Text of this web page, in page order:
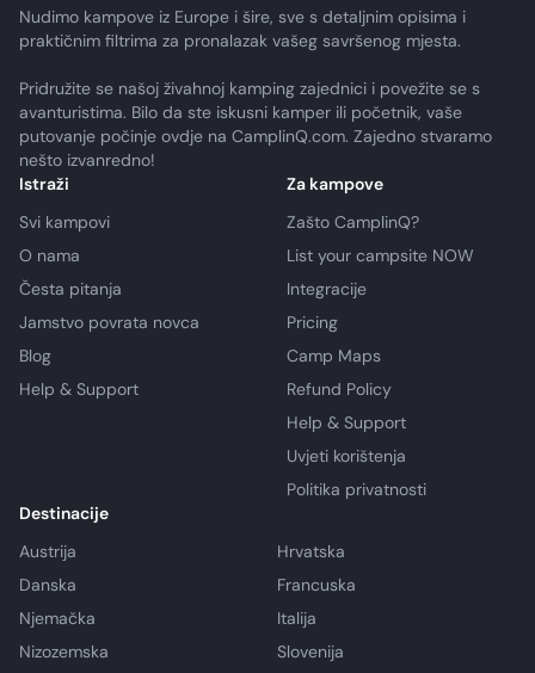
Nudimo kampove iz Europe i šire, sve s detaljnim opisima i
praktičnim filtrima za pronalazak vašeg savršenog mjesta.
Pridružite se našoj živahnoj kamping zajednici i povežite se s
avanturistima. Bilo da ste iskusni kamper ili početnik, vaše
putovanje počinje ovdje na CamplinQ.com. Zajedno stvaramo
nešto izvanredno!
Istraži
Svi kampovi
O nama
Česta pitanja
Jamstvo povrata novca
Blog
Help & Support
Za kampove
Zašto CamplinQ?
List your campsite NOW
Integracije
Pricing
Camp Maps
Refund Policy
Help & Support
Uvjeti korištenja
Politika privatnosti
Destinacije
Austrija
Hrvatska
Danska
Francuska
Njemačka
Italija
Nizozemska
Slovenija